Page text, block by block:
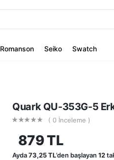
Romanson Seiko Swatch
Quark QU-353G-5
( 0 İnceleme )
879 TL
Ayda73,25 TL’den başlayan12